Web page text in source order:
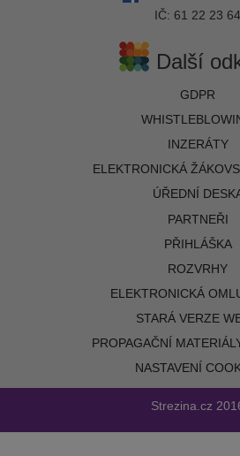
IČ: 61 22 23 64
Další
GDPR
INZERÁTY
ELEKTRONICKÁ
ÚŘEDNÍ
PARTNEŘI
PŘIHLÁŠKA
ROZVRHY
ELEKTRONICKÁ
STARÁ VERZE
PROPAGAČNÍ
NASTAVENÍ
Strezina.cz